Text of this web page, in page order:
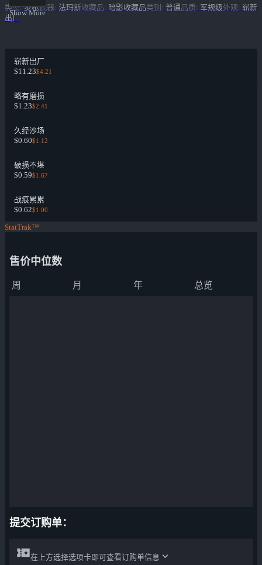
Show More
类型: 步枪武器: 法玛斯收藏品: 暗影收藏品类别 : 普通品质: 军规级外观: 崭新
出厂
崭新出厂
$11.23$4.21
略有磨损
$1.23$2.41
久经沙场
$0.60$1.12
破损不堪
$0.59$1.67
战痕累累
$0.62$1.00
StatTrak™
售价中位数
周 月 年 总览
提交订购单：
在上方选择选项卡即可查看订购单信息